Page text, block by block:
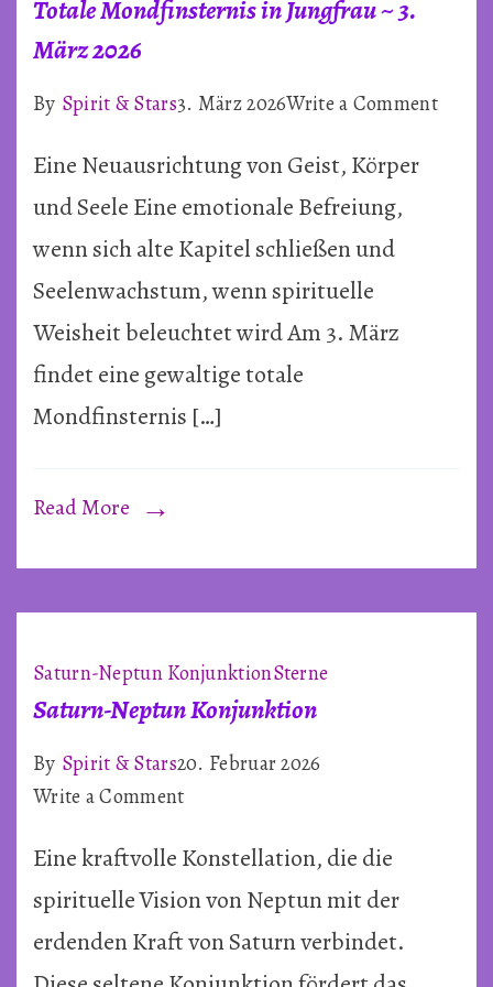
Totale Mondfinsternis in Jungfrau ~ 3.
März 2026
By Spirit & Stars3. März 2026Write a Commenton
Eine Neuausrichtung von Geist, Körper
und Seele Eine emotionale Befreiung,
wenn sich alte Kapitel schließen und
Seelenwachstum, wenn spirituelle
Weisheit beleuchtet wird Am 3. März
findet eine gewaltige totale
Mondfinsternis […]
Read More
Saturn-Neptun KonjunktionSterne
Saturn-Neptun Konjunktion
By Spirit & Stars20. Februar 2026
Write a Commenton
Neptun
Konjunktion
Eine kraftvolle Konstellation, die die
spirituelle Vision von Neptun mit der
erdenden Kraft von Saturn verbindet.